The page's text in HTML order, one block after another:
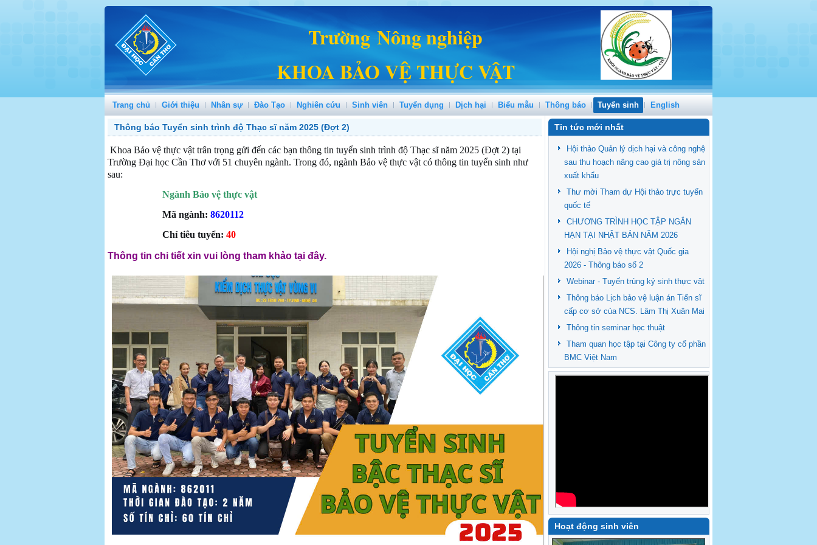
Trường Nông nghiệp
KHOA BẢO VỆ THỰC VẬT
Trang chủ Giới thiệu Nhân sự Đào Tạo Nghiên cứu Sinh viên Tuyển dụng Dịch hại Biểu mẫu Thông báo Tuyển sinh English
Thông báo Tuyển sinh trình độ Thạc sĩ năm 2025 (Đợt 2)
Khoa Bảo vệ thực vật trân trọng gửi đến các bạn thông tin tuyển sinh trình độ Thạc sĩ năm 2025 (Đợt 2) tại
Trường Đại học Cần Thơ với 51 chuyên ngành. Trong đó, ngành Bảo vệ thực vật có thông tin tuyển sinh như
sau:
Ngành Bảo vệ thực vật
Mã ngành: 8620112
Chỉ tiêu tuyển: 40
Thông tin chi tiết xin vui lòng tham khảo tại đây.
Tin tức mới nhất
Hội thảo Quản lý dịch hại và công nghệ
sau thu hoạch nâng cao giá trị nông sản
xuất khẩu
Thư mời Tham dự Hội thảo trực tuyến
quốc tế
CHƯƠNG TRÌNH HỌC TẬP NGẮN
HẠN TẠI NHẬT BẢN NĂM 2026
Hội nghị Bảo vệ thực vật Quốc gia
2026 - Thông báo số 2
Webinar - Tuyến trùng ký sinh thực vật
Thông báo Lịch bảo vệ luận án Tiến sĩ
cấp cơ sở của NCS. Lâm Thị Xuân Mai
Thông tin seminar học thuật
Tham quan học tập tại Công ty cổ phần
BMC Việt Nam
Hoạt động sinh viên